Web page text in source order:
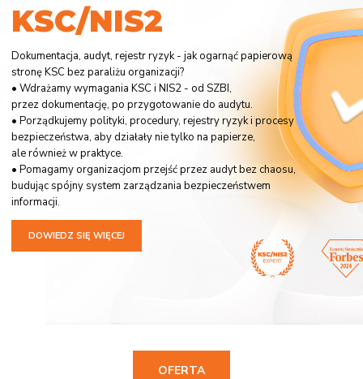
KSC/NIS2
Dokumentacja, audyt, rejestr ryzyk - jak ogarnąć papierową
stronę KSC bez paraliżu organizacji?
• Wdrażamy wymagania KSC i NIS2 - od SZBI,
przez dokumentację, po przygotowanie do audytu.
• Porządkujemy polityki, procedury, rejestry ryzyk i procesy
bezpieczeństwa, aby działały nie tylko na papierze,
ale również w praktyce.
• Pomagamy organizacjom przejść przez audyt bez chaosu,
budując spójny system zarządzania bezpieczeństwem
informacji.
DOWIEDZ SIĘ WIĘCEJ
OFERTA